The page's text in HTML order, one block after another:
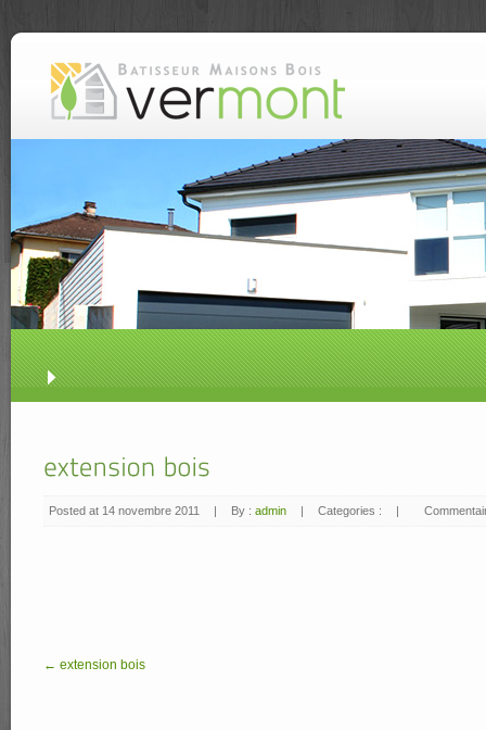
Posted at 14 novembre 2011 | By : admin | Categories : |
← extension bois